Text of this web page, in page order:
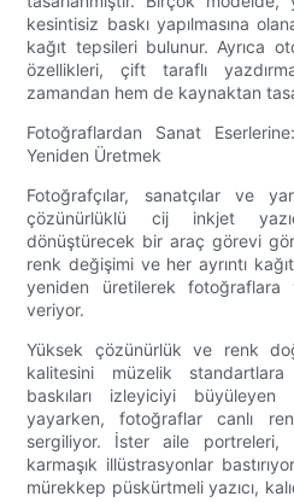
kesintisiz baskı yapılmasına
kağıt tepsileri bulunur. Ayrıca
özellikleri, çift taraflı
zamandan hem de kaynaktan
Fotoğraflardan Sanat
Yeniden Üretmek
Fotoğrafçılar, sanatçılar ve
çözünürlüklü cij inkjet
dönüştürecek bir araç görevi
renk değişimi ve her ayrıntı
yeniden üretilerek
veriyor.
Yüksek çözünürlük ve renk
kalitesini müzelik
baskıları izleyiciyi
yayarken, fotoğraflar canlı
sergiliyor. İster aile portreleri,
karmaşık illüstrasyonlar
mürekkep püskürtmeli yazıcı,